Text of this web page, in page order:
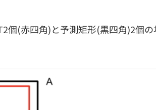
個(赤四角)と予測矩形(黒四角)2個